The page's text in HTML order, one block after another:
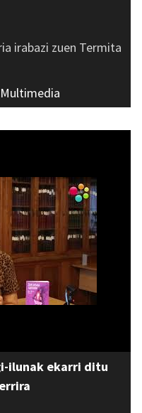
irabazi zuen Termita
Multimedia
ilunak ekarri ditu